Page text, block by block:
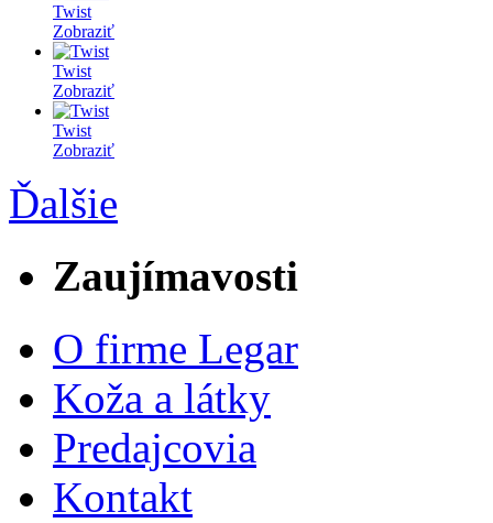
Twist
Zobraziť
Twist
Zobraziť
Twist
Zobraziť
Ďalšie
Zaujímavosti
O firme Legar
Koža a látky
Predajcovia
Kontakt